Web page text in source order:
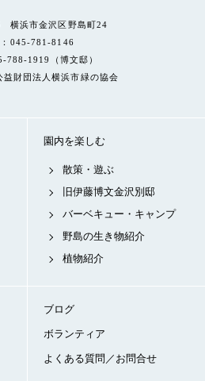
横浜市金沢区野島町24
045-781-8146
788-1919（博文邸）
益財団法人横浜市緑の協会
園内を楽しむ
散策・遊ぶ
旧伊藤博文金沢別邸
バーベキュー・キャンプ
野島の生き物紹介
植物紹介
ブログ
ボランティア
よくある質問／お問合せ